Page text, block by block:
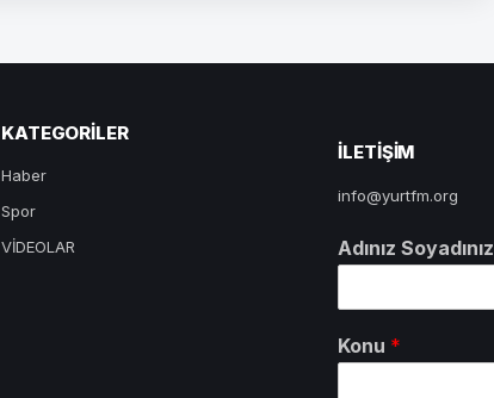
KATEGORILER
Haber
Spor
VİDEOLAR
ILETIŞIM
info@yurtfm.org
Adınız Soyadınız
Konu *